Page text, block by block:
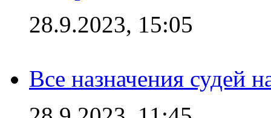
28.9.2023, 15:05
Все назначения судей